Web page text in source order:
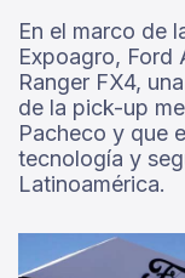
En el marco de
Expoagro, Ford
Ranger FX4,
de la pick-up
Pacheco y que
tecnología y
Latinoamérica.